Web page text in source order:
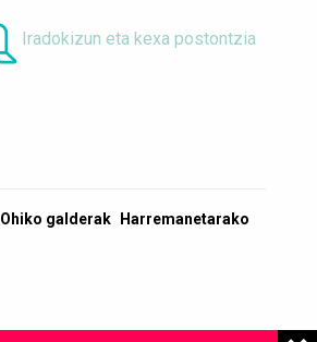
Iradokizun eta kexa postontzia
Ohiko galderak Harremanetarako